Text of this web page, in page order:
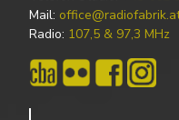
Mail:
Radio: 107,5 & 97,3 MHz